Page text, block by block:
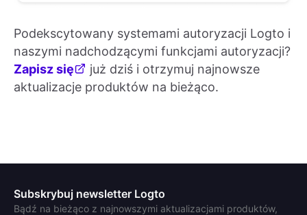
Podekscytowany systemami autoryzacji Logto i
naszymi nadchodzącymi funkcjami autoryzacji?
Zapisz się
już dziś i otrzymuj najnowsze
aktualizacje produktów na bieżąco.
Subskrybuj newsletter Logto
Bądź na bieżąco z najnowszymi aktualizacjami produktów,